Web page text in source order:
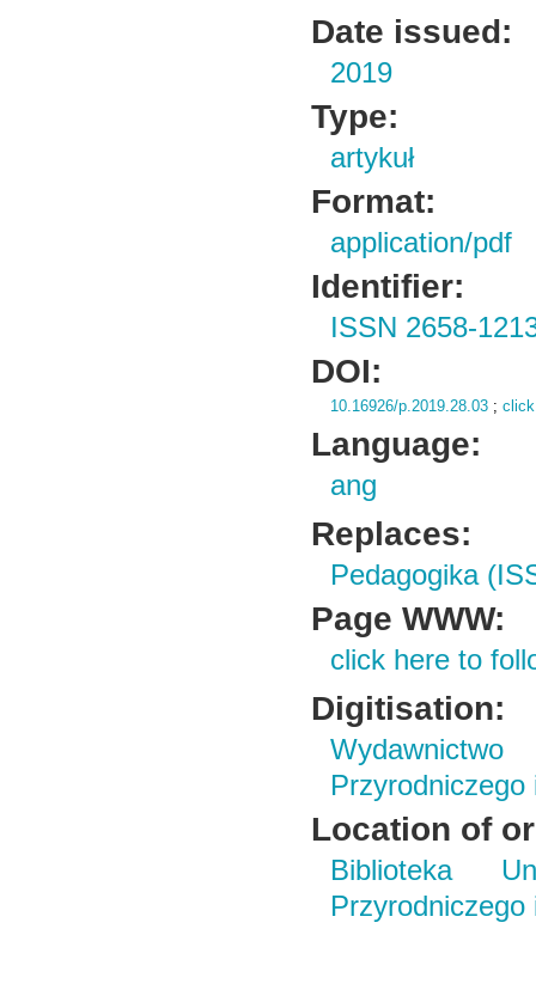
Date issued:
2019
Type:
artykuł
Format:
application/pdf
Identifier:
ISSN 2658-
DOI:
10.16926/p.2019.28.03 ;
Language:
ang
Replaces:
Pedagogika
Page WWW:
click here to
Digitisation:
Przyrodniczego
Location of
Biblioteka
Przyrodniczego